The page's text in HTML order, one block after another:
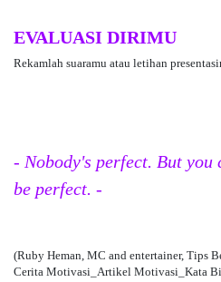
EVALUASI DIRIMU
Rekamlah suaramu atau letihan
- Nobody's perfect. But
be perfect. -
(Ruby Heman, MC and entertainer, Tips
Cerita Motivasi_Artikel Motivasi_Kata